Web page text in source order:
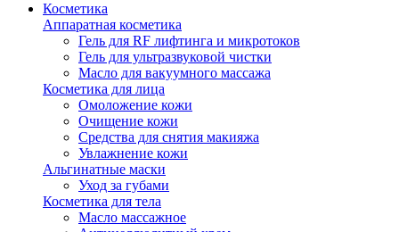
Косметика
Аппаратная косметика
Гель для RF лифтинга и микротоков
Гель для ультразвуковой чистки
Масло для вакуумного массажа
Косметика для лица
Омоложение кожи
Очищение кожи
Средства для снятия макияжа
Увлажнение кожи
Альгинатные маски
Уход за губами
Косметика для тела
Масло массажное